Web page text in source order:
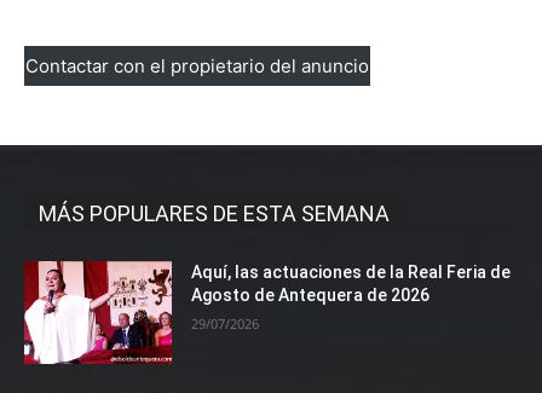
Contactar con el propietario del anuncio
MÁS POPULARES DE ESTA SEMANA
Aquí, las actuaciones de la Real Feria de
Agosto de Antequera de 2026
29/07/2026